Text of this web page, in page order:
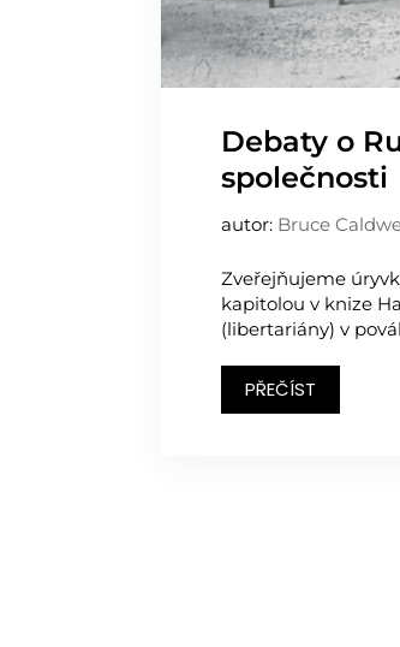
Debaty o
společnosti
autor: Bruce
Zveřejňujeme
kapitolou v knize
(libertariány) v
PŘEČÍST